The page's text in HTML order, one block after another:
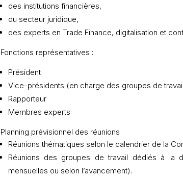
des institutions financières,
du secteur juridique,
des experts en Trade Finance, digitalisation et
Fonctions représentatives :
Président
Vice-présidents (en charge des groupes de
Rapporteur
Membres experts
Planning prévisionnel des réunions
Réunions thématiques selon le calendrier de la
Réunions des groupes de travail dédiés à la
mensuelles ou selon l’avancement).